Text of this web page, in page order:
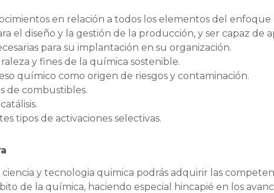
en relación a todos los elementos del enfoque
el diseño y la gestión de la producción, y ser capaz de
para su implantación en su organización.
y fines de la química sostenible.
químico como origen de riesgos y contaminación.
de combustibles.
tipos de activaciones selectivas.
ciencia y tecnologia quimica podrás adquirir las
de la química, haciendo especial hincapié en los